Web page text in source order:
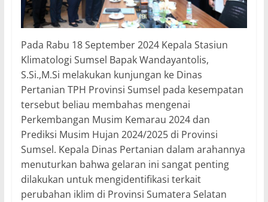
Pada Rabu 18 September 2024 Kepala Stasiun
Klimatologi Sumsel Bapak Wandayantolis,
S.Si.,M.Si melakukan kunjungan ke Dinas
Pertanian TPH Provinsi Sumsel pada kesempatan
tersebut beliau membahas mengenai
Perkembangan Musim Kemarau 2024 dan
Prediksi Musim Hujan 2024/2025 di Provinsi
Sumsel. Kepala Dinas Pertanian dalam arahannya
menuturkan bahwa gelaran ini sangat penting
dilakukan untuk mengidentifikasi terkait
perubahan iklim di Provinsi Sumatera Selatan